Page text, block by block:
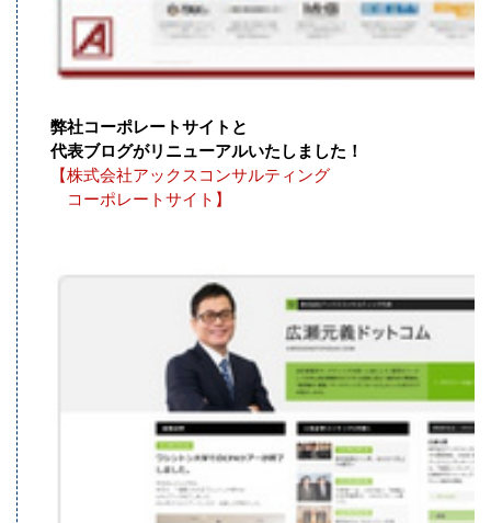
弊社コーポレートサイトと
代表ブログがリニューアルいたしました！
【株式会社アックスコンサルティング
コーポレートサイト】